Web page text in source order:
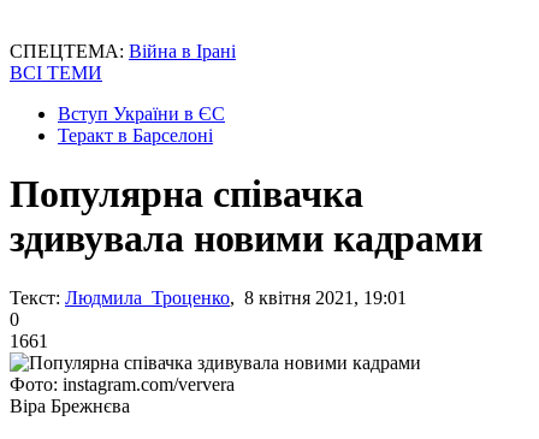
СПЕЦТЕМА: Війна в Ірані
ВСІ ТЕМИ
Вступ України в ЄС
Теракт в Барселоні
Популярна співачка
здивувала новими кадрами
Текст: Людмила Троценко, 8 квітня 2021, 19:01
0
1661
Фото: instagram.com/ververa
Віра Брежнєва